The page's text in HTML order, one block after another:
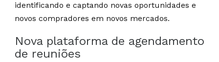
identificando e captando novas oportunidades e
novos compradores em novos mercados.
Nova plataforma de agendamento
de reuniões